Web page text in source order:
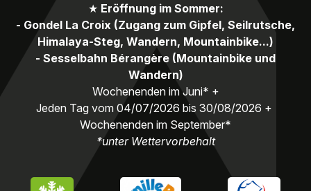
★ Eröffnung im Sommer:
- Gondel La Croix (Zugang zum Gipfel, Seilrutsche,
Himalaya-Steg, Wandern, Mountainbike...)
- Sesselbahn Bérangère (Mountainbike und
Wandern)
Wochenenden im Juni* +
Jeden Tag vom 04/07/2026 bis 30/08/2026 +
Wochenenden im September*
*unter Wettervorbehalt